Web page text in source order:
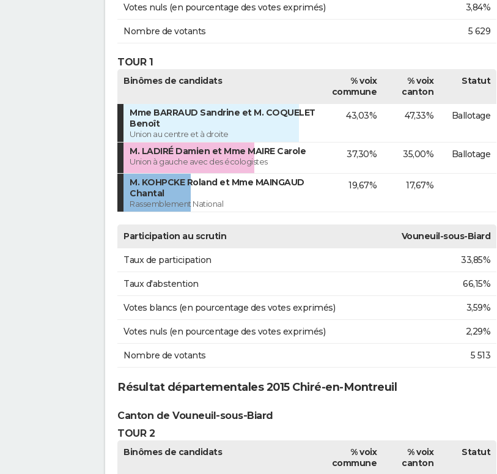
Votes nuls (en pourcentage des votes exprimés) 3,84%
Nombre de votants 5 629
TOUR 1
Binômes de candidats
% voix
commune
% voix
canton
Statut
Mme BARRAUD Sandrine et M. COQUELET
Benoît
Union au centre et à droite
43,03% 47,33% Ballotage
M. LADIRÉ Damien et Mme MAIRE Carole
Union à gauche avec des écologistes
37,30% 35,00% Ballotage
M. KOHPCKE Roland et Mme MAINGAUD
Chantal
Rassemblement National
19,67% 17,67%
Participation au scrutin Vouneuil-sous-Biard
Taux de participation 33,85%
Taux d'abstention 66,15%
Votes blancs (en pourcentage des votes exprimés) 3,59%
Votes nuls (en pourcentage des votes exprimés) 2,29%
Nombre de votants 5 513
Résultat départementales 2015 Chiré-en-Montreuil
Canton de Vouneuil-sous-Biard
TOUR 2
Binômes de candidats
% voix
commune
% voix
canton
Statut